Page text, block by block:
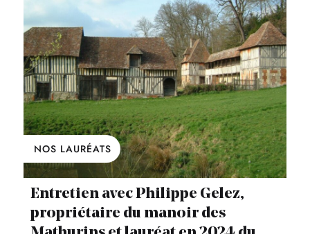
NOS LAURÉATS
Entretien avec Philippe Gelez,
propriétaire du manoir des